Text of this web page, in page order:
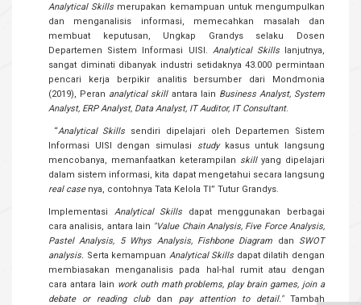
Analytical Skills merupakan kemampuan untuk mengumpulkan
dan menganalisis informasi, memecahkan masalah dan
membuat keputusan, Ungkap Grandys selaku Dosen
Departemen Sistem Informasi UISI. Analytical Skillslanjutnya,
sangat diminati dibanyak industri setidaknya 43.000 permintaan
pencari kerja berpikir analitis bersumber dari Mondmonia
(2019), Peran analytical skillantara lain Business Analyst, System
Analyst, ERP Analyst, Data Analyst, IT Auditor, IT Consultant.
“Analytical Skills sendiri dipelajari oleh Departemen Sistem
Informasi UISI dengan simulasi studykasus untuk langsung
mencobanya, memanfaatkan keterampilan skillyang dipelajari
dalam sistem informasi, kita dapat mengetahui secara langsung
real casenya, contohnya Tata Kelola TI” Tutur Grandys.
Implementasi Analytical Skills dapat menggunakan berbagai
cara analisis, antara lain "Value Chain Analysis, Five Force Analysis,
Pastel Analysis, 5 Whys Analysis, Fishbone Diagram
dan SWOT
analysis. Serta kemampuan Analytical Skills dapat dilatih dengan
membiasakan menganalisis pada hal-hal rumit atau dengan
cara antara lain work outh math problems, play brain games, join a
debate or reading club dan pay attention to detail." Tambah